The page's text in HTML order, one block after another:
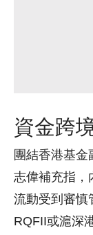
資金跨
團結香港基金
志偉補充指，
流動受到審慎
RQFII或滬深